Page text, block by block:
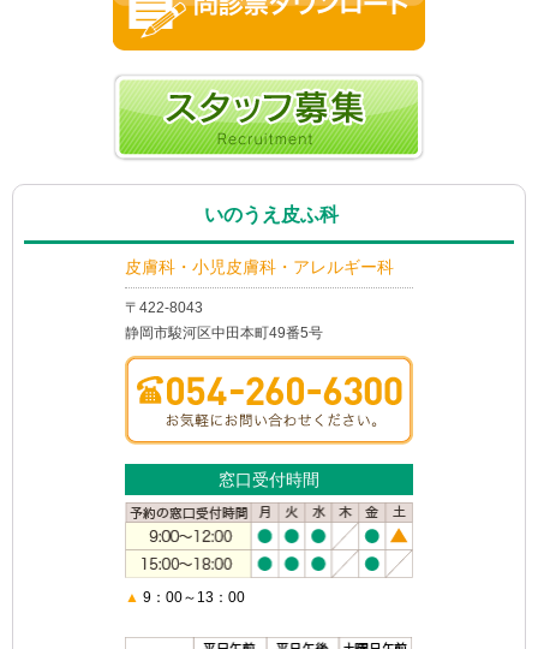
いのうえ皮ふ科
皮膚科・小児皮膚科・アレルギー科
〒422-8043
静岡市駿河区中田本町49番5号
窓口受付時間
▲ 9：00～13：00